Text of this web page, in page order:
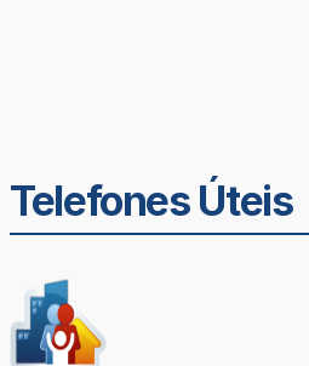
Telefones Úteis